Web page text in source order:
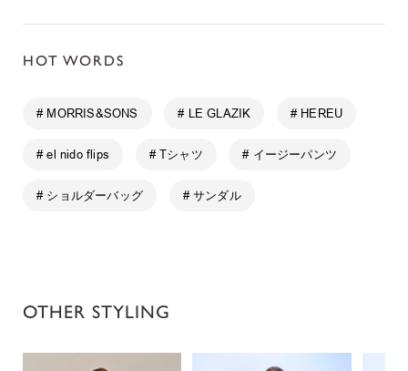
HOT WORDS
# MORRIS&SONS # LE GLAZIK # HEREU
# el nido flips # Tシャツ # イージーパンツ
# ショルダーバッグ # サンダル
OTHER STYLING